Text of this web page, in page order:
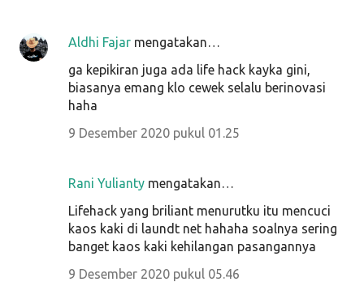
Aldhi Fajar mengatakan…
ga kepikiran juga ada life hack kayka gini,
biasanya emang klo cewek selalu berinovasi
haha
9 Desember 2020 pukul 01.25
Rani Yulianty mengatakan…
Lifehack yang briliant menurutku itu mencuci
kaos kaki di laundt net hahaha soalnya sering
banget kaos kaki kehilangan pasangannya
9 Desember 2020 pukul 05.46